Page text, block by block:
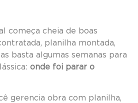
começa cheia de boas
planilha montada,
basta algumas semanas para
onde foi parar o
gerencia obra com planilha,